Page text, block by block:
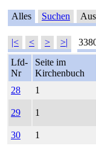
Alles Suchen
|< < > >|
Lfd-
Nr
Seite im
Kirchenbuch
28
1
29 1
30 1